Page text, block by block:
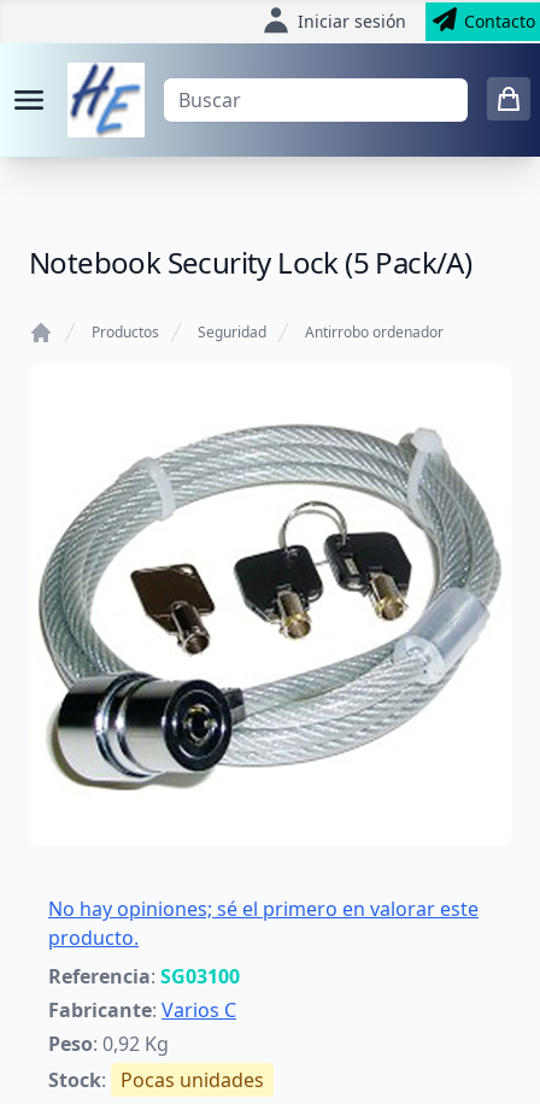
Iniciar sesión Contacto
Notebook Security Lock (5 Pack/A)
Productos Seguridad Antirrobo ordenador
No hay opiniones; sé el primero en valorar este
producto.
Referencia: SG03100
Fabricante: Varios C
Peso: 0,92 Kg
Stock: Pocas unidades